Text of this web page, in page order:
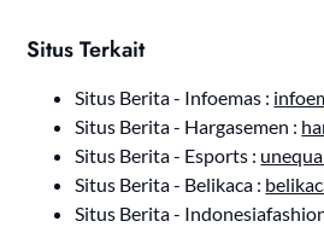
Situs Terkait
Situs Berita - Infoemas :
Situs Berita - Hargasemen :
Situs Berita - Esports :
Situs Berita - Belikaca :
Situs Berita -